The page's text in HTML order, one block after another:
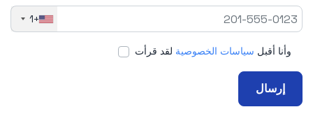
+1
وأنا أقبل سياسات الخصوصية لقد قرأت
إرسال